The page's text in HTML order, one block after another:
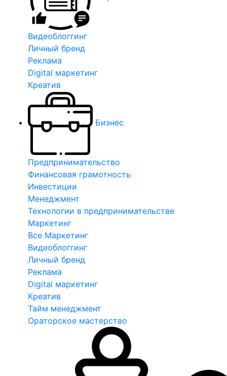
Видеоблоггинг
Личный бренд
Реклама
Digital маркетинг
Креатив
Бизнес
Предпринимательство
Финансовая грамотность
Инвестиции
Менеджмент
Технологии в предпринимательстве
Маркетинг
Все Маркетинг
Видеоблоггинг
Личный бренд
Реклама
Digital маркетинг
Креатив
Тайм менеджмент
Ораторское мастерство